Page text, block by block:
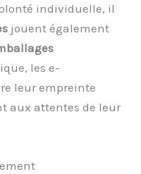
individuelle, il
jouent également
les e-
leur empreinte
aux attentes de leur